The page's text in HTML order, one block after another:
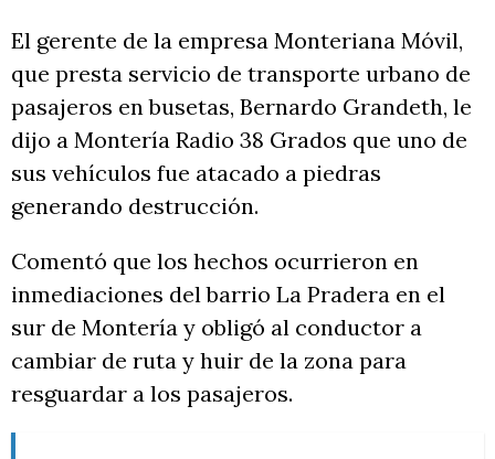
El gerente de la empresa Monteriana Móvil,
que presta servicio de transporte urbano de
pasajeros en busetas, Bernardo Grandeth, le
dijo a Montería Radio 38 Grados que uno de
sus vehículos fue atacado a piedras
generando destrucción.
Comentó que los hechos ocurrieron en
inmediaciones del barrio La Pradera en el
sur de Montería y obligó al conductor a
cambiar de ruta y huir de la zona para
resguardar a los pasajeros.